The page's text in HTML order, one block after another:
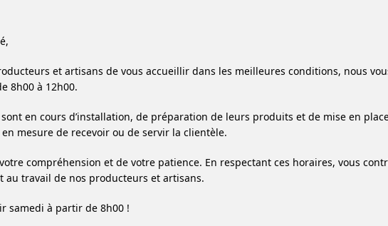
et artisans de vous accueillir dans les meilleures conditions, nous
8h00 à 12h00.
en cours d’installation, de préparation de leurs produits et de mise en
mesure de recevoir ou de servir la clientèle.
compréhension et de votre patience. En respectant ces horaires, vous
au travail de nos producteurs et artisans.
samedi à partir de 8h00 !